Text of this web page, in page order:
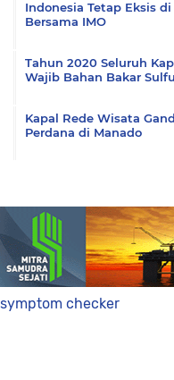
Indonesia Tetap Eksis
Bersama IMO
Tahun 2020 Seluruh
Wajib Bahan Bakar
Kapal Rede Wisata
Perdana di Manado
symptom checker